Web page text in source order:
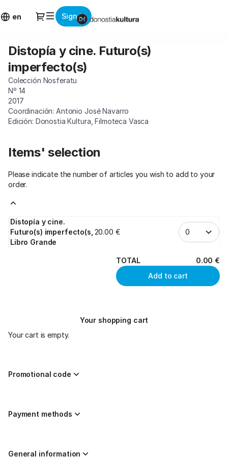
en Dialog
Sign in
selection
cine.
Futuro(s)
imperfecto(s)]
Donostia
Kultura
Distopía
cine.
Futuro(s)
imperfecto(s)
Distopía y cine. Futuro(s)
imperfecto(s)
Colección Nosferatu
Nº 14
2017
Coordinación: Antonio José Navarro
Edición: Donostia Kultura, Filmoteca Vasca
Items' selection
Please indicate the number of articles you wish to add to your
order.
Distopía y cine.
Futuro(s) imperfecto(s,
Libro Grande
20.00 €
TOTAL 0.00 €
Add to cart
Your shopping cart
Your cart is empty.
Promotional code
Payment methods
General information